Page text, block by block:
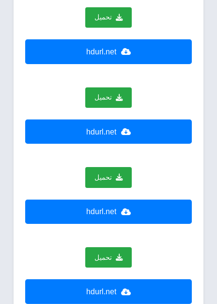
تحميل
hdurl.net
تحميل
hdurl.net
تحميل
hdurl.net
تحميل
hdurl.net